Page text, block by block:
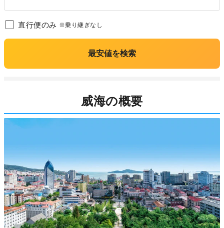
直行便のみ ※乗り継ぎなし
最安値を検索
威海の概要